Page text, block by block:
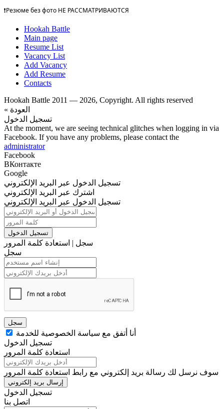
❗️Резюме без фото НЕ РАССМАТРИВАЮТСЯ
Hookah Battle
Main page
Resume List
Vacancy List
Add Vacancy
Add Resume
Contacts
Hookah Battle 2011 — 2026, Copyright. All rights reserved
« العودة
تسجيل الدخول
At the moment, we are seeing technical glitches when logging in via
Facebook. If you have any problems, please contact the
administrator
Facebook
ВКонтакте
Google
تسجيل الدخول عبر البريد الإلكتروني
اشترك عبر البريد الإلكتروني
تسجيل الدخول عبر البريد الإلكتروني
تسجيل الدخول
سجل | استعادة كلمة المرور
سجل
سجل
أنا أتفق مع سياسة الخصوصية للخدمة
تسجيل الدخول
استعادة كلمة المرور
سوف نرسل لك رسالة بريد إلكتروني مع رابط استعادة كلمة المرور
إرسال بريد إلكتروني
تسجيل الدخول
اتصل بنا